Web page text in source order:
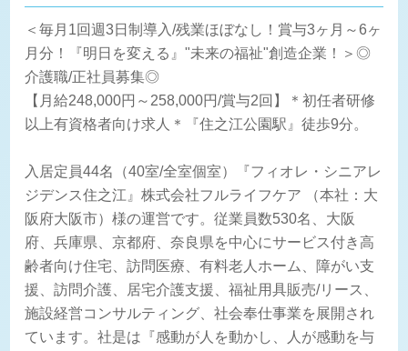
＜毎月1回週3日制導入/残業ほぼなし！賞与3ヶ月～6ヶ
月分！『明日を変える』"未来の福祉"創造企業！＞◎
介護職/正社員募集◎
【月給248,000円～258,000円/賞与2回】＊初任者研修
以上有資格者向け求人＊『住之江公園駅』徒歩9分。
入居定員44名（40室/全室個室）『フィオレ・シニアレ
ジデンス住之江』株式会社フルライフケア （本社：大
阪府大阪市）様の運営です。従業員数530名、大阪
府、兵庫県、京都府、奈良県を中心にサービス付き高
齢者向け住宅、訪問医療、有料老人ホーム、障がい支
援、訪問介護、居宅介護支援、福祉用具販売/リース、
施設経営コンサルティング、社会奉仕事業を展開され
ています。社是は『感動が人を動かし、人が感動を与